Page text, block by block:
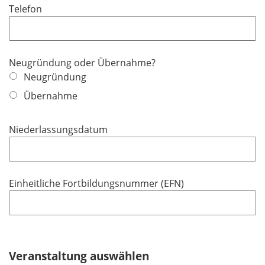
c
t
e
l
d
Telefon
Neugründung oder Übernahme?
Neugründung
Übernahme
Niederlassungsdatum
Einheitliche Fortbildungsnummer (EFN)
Veranstaltung auswählen